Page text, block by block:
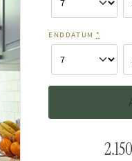
ENDDATUM*